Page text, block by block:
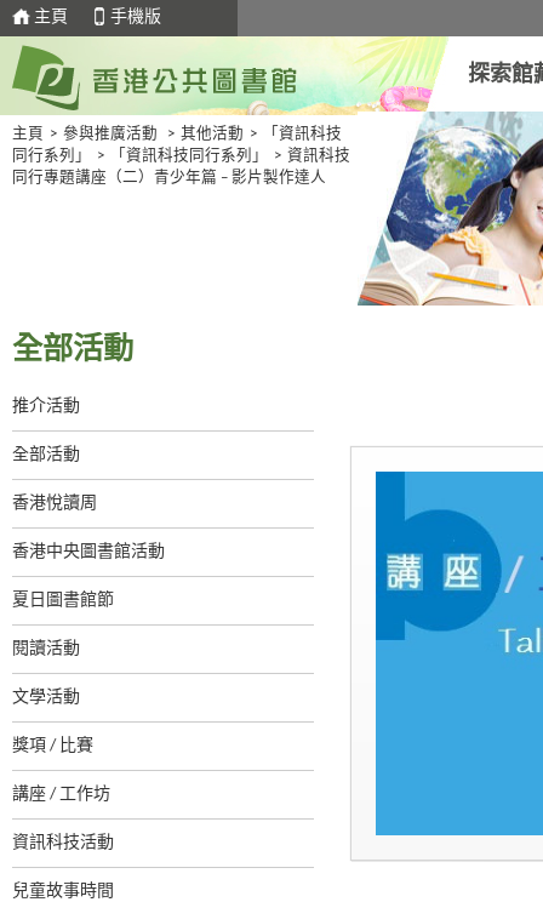
主頁 手機版
探索館
主頁 > 參與推廣活動 > 其他活動 >
「資訊科技
同行系列」
> 「資訊科技同行系列」 > 資訊科技
同行專題講座（二）青少年篇 – 影片製作達人
全部活動
推介活動
全部活動
香港悅讀周
香港中央圖書館活動
夏日圖書館節
閱讀活動
文學活動
獎項 / 比賽
講座 / 工作坊
資訊科技活動
兒童故事時間